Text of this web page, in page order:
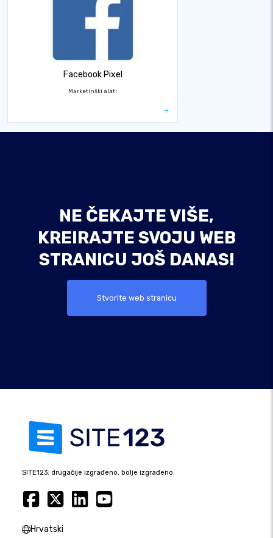
Facebook Pixel
Marketinški alati
NE ČEKAJTE VIŠE,
KREIRAJTE SVOJU WEB
STRANICU JOŠ DANAS!
Stvorite web stranicu
SITE123: drugačije izgrađeno, bolje izgrađeno.
Hrvatski